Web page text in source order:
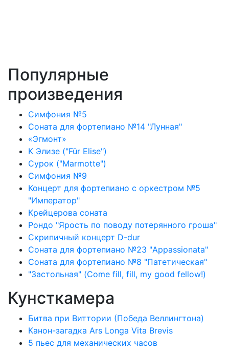
Популярные
произведения
Симфония №5
Соната для фортепиано №14 "Лунная"
«Эгмонт»
К Элизе ("Für Elise")
Сурок ("Marmotte")
Симфония №9
Концерт для фортепиано с оркестром №5
"Император"
Крейцерова соната
Рондо "Ярость по поводу потерянного гроша"
Скрипичный концерт D-dur
Соната для фортепиано №23 "Appassionata"
Соната для фортепиано №8 "Патетическая"
"Застольная" (Come fill, fill, my good fellow!)
Кунсткамера
Битва при Виттории (Победа Веллингтона)
Канон-загадка Ars Longa Vita Brevis
5 пьес для механических часов